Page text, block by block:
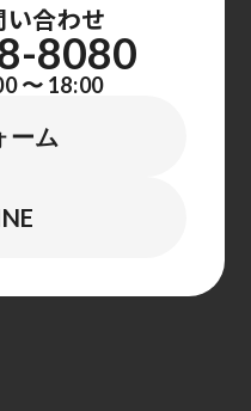
合わせ
8080
〜 18:00
ーム